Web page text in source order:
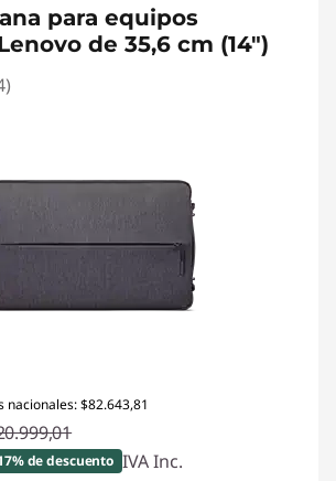
para equipos
de 35,6 cm (14")
nacionales: $82.643,81
de descuento IVA Inc.